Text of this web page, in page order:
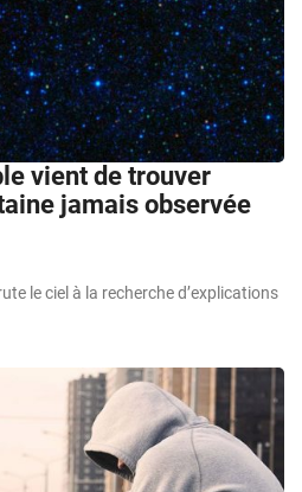
vient de trouver
jamais observée
le ciel à la recherche d’explications